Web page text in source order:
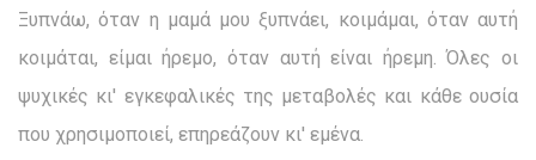
Ξυπνάω, όταν η μαμά μου ξυπνάει, κοιμάμαι, όταν αυτή
κοιμάται, είμαι ήρεμο, όταν αυτή είναι ήρεμη. Όλες οι
ψυχικές κι' εγκεφαλικές της μεταβολές και κάθε ουσία
που χρησιμοποιεί, επηρεάζουν κι' εμένα.